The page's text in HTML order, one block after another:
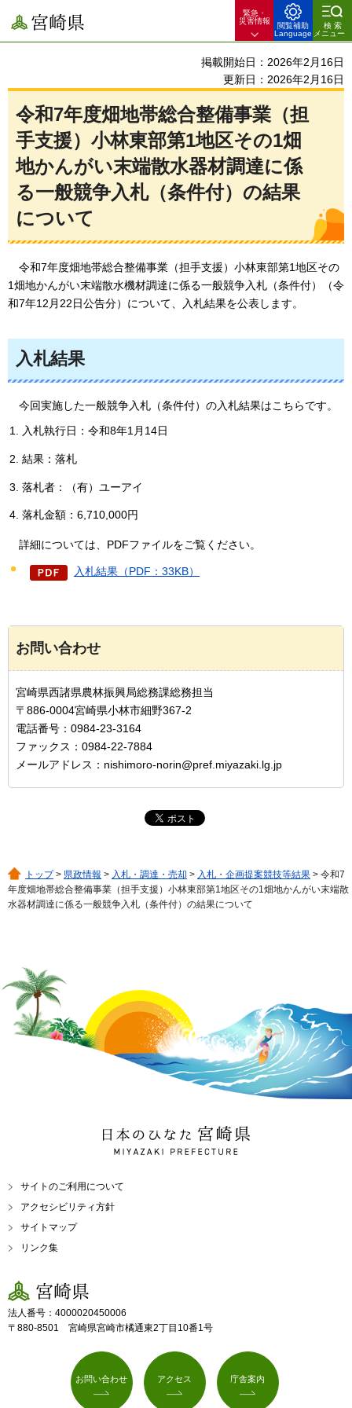
宮崎県
緊急・
災害情報
閲覧補助
Language
検索
メニュー
掲載開始日：2026年2月16日
更新日：2026年2月16日
令和7年度畑地帯総合整備事業（担
手支援）小林東部第1地区その1畑
地かんがい末端散水器材調達に係
る一般競争入札（条件付）の結果
について
令和7年度畑地帯総合整備事業（担手支援）小林東部第1地区その
1畑地かんがい末端散水機材調達に係る一般競争入札（条件付）（令
和7年12月22日公告分）について、入札結果を公表します。
入札結果
今回実施した一般競争入札（条件付）の入札結果はこちらです。
入札執行日：令和8年1月14日
結果：落札
落札者：（有）ユーアイ
落札金額：6,710,000円
詳細については、PDFファイルをご覧ください。
入札結果（PDF：33KB）
お問い合わせ
宮崎県西諸県農林振興局総務課総務担当
〒886-0004宮崎県小林市細野367-2
電話番号：0984-23-3164
ファックス：0984-22-7884
メールアドレス：nishimoro-norin@pref.miyazaki.lg.jp
トップ> 県政情報 > 入札・調達・売却 > 入札・企画提案競技等結果 > 令和7
年度畑地帯総合整備事業（担手支援）小林東部第1地区その1畑地かんがい末端散
水器材調達に係る一般競争入札（条件付）の結果について
日本のひなた 宮崎県
MIYAZAKI PREFECTURE
サイトのご利用について
アクセシビリティ方針
サイトマップ
リンク集
宮崎県
法人番号：4000020450006
〒880-8501 宮崎県宮崎市橘通東2丁目10番1号
お問い合わせ アクセス 庁舎案内